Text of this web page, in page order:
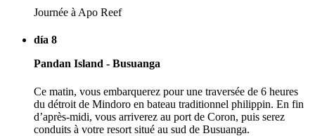
Journée à Apo Reef
día 8
Pandan Island - Busuanga
Ce matin, vous embarquerez pour une traversée de 6 heures
du détroit de Mindoro en bateau traditionnel philippin. En fin
d’après-midi, vous arriverez au port de Coron, puis serez
conduits à votre resort situé au sud de Busuanga.